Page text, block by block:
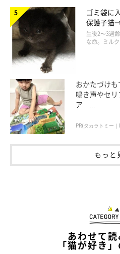
ゴミ袋に
保護子猫
美しい黒
生後2〜3週
な命。ミル
おかたづけ
鳴き声やセ
ア ...
PR(タカラトミー
もっと
あわせて読
「猫が好き